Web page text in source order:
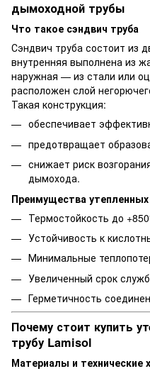
дымоходной трубы
Что такое сэндвич труба
Сэндвич труба состоит из
внутренняя выполнена из
наружная — из стали или
расположен слой
Такая конструкция:
обеспечивает
предотвращает
снижает риск
дымохода.
Преимущества
Термостойкость до
Устойчивость к
Минимальные
Увеличенный срок
Герметичность
Почему стоит купить
трубу Lamisol
Материалы и технические